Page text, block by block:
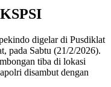
digelar di Pusdiklat
pada Sabtu (21/2/2026).
tiba di lokasi
disambut dengan